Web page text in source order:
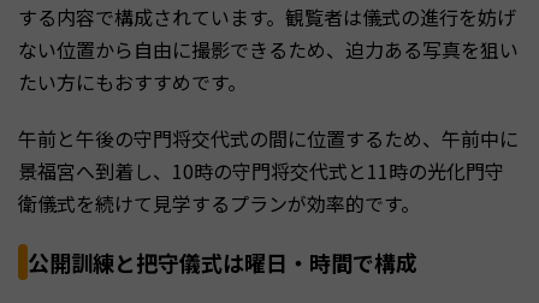
する内容で構成されています。観覧者は儀式の進行を妨げ
ない位置から自由に撮影できるため、迫力ある写真を狙い
たい方にもおすすめです。
午前と午後の守門将交代式の間に位置するため、午前中に
景福宮へ到着し、10時の守門将交代式と11時の光化門守
衛儀式を続けて見学するプランが効率的です。
公開訓練と把守儀式は曜日・時間で構成